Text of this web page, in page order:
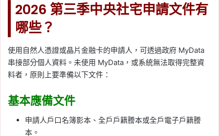
2026 第三季中央社宅申請文件有
哪些？
使用自然人憑證或晶片金融卡的申請人，可透過政府 MyData
串接部分個人資料。未使用 MyData，或系統無法取得完整資
料者，原則上要準備以下文件：
基本應備文件
申請人戶口名簿影本、全戶戶籍謄本或全戶電子戶籍謄
本。